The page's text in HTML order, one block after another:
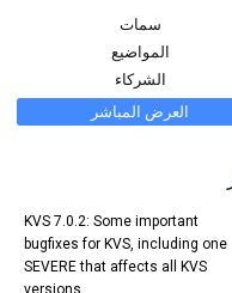
سمات
المواضيع
الشركاء
العرض المباشر
KVS 7.0.2: Some important
bugfixes for KVS, including one
SEVERE that affects all KVS
versions.